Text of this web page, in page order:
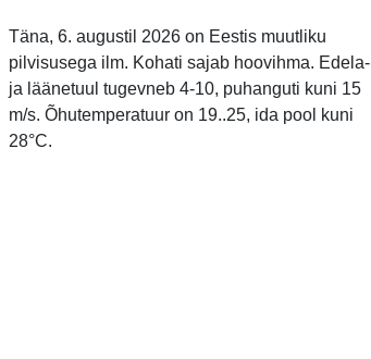
Täna, 6. augustil 2026 on Eestis muutliku
pilvisusega ilm. Kohati sajab hoovihma. Edela-
ja läänetuul tugevneb 4-10, puhanguti kuni 15
m/s. Õhutemperatuur on 19..25, ida pool kuni
28°C.